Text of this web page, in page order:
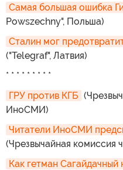
Самая большая ошибка
Powszechny", Польша)
Сталин мог
("Telegraf", Латвия)
* * * * * * * * *
ГРУ против КГБ
ИноСМИ)
Читатели ИноСМИ
(Чрезвычайная
Как гетман